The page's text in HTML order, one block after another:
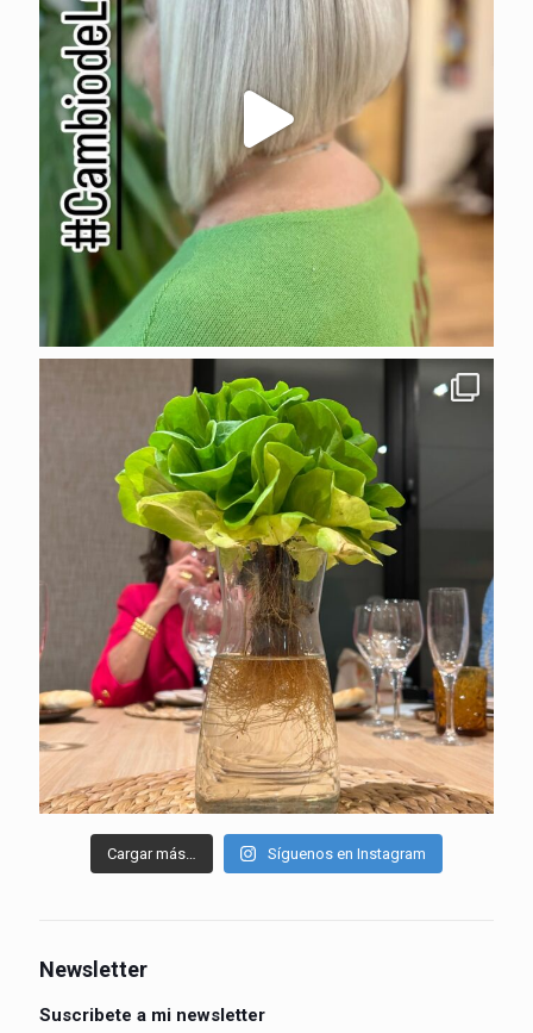
Cargar más… Síguenos en Instagram
Newsletter
Suscribete a mi newsletter